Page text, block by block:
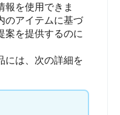
報を使用できま
のアイテムに基づ
案を提供するのに
には、次の詳細を